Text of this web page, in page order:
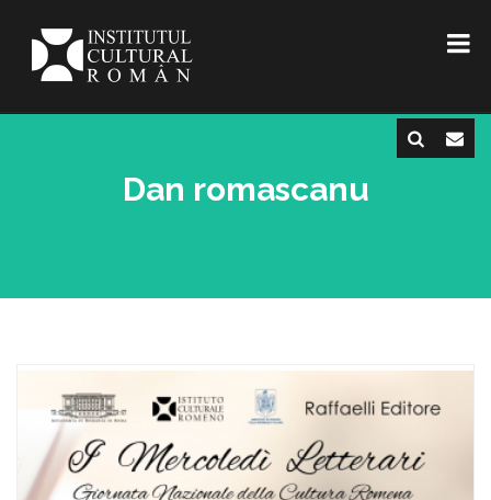
Dan romascanu